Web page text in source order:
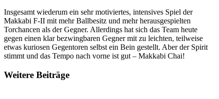
Insgesamt wiederum ein sehr motiviertes, intensives Spiel der
Makkabi F-II mit mehr Ballbesitz und mehr herausgespielten
Torchancen als der Gegner. Allerdings hat sich das Team heute
gegen einen klar bezwingbaren Gegner mit zu leichten, teilweise
etwas kuriosen Gegentoren selbst ein Bein gestellt. Aber der Spirit
stimmt und das Tempo nach vorne ist gut – Makkabi Chai!
Weitere Beiträge